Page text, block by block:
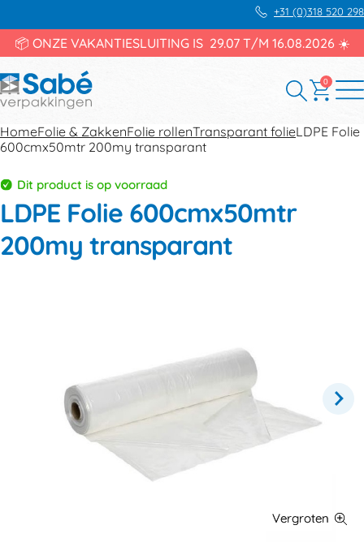
+31 (0)318 520 298
📦 ONZE VAKANTIESLUITING IS 29.07 T/M 16.08.2026 ☀️
0
HomeFolie & ZakkenFolie rollenTransparant folieLDPE Folie
600cmx50mtr 200my transparant
Dit product is op voorraad
LDPE Folie 600cmx50mtr
200my transparant